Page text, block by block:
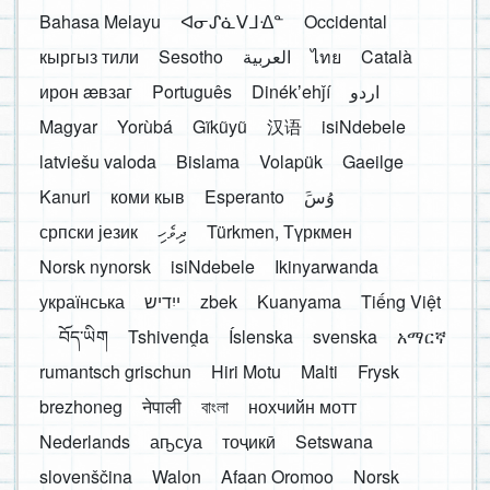
Bahasa Melayu
ᐊᓂᔑᓈᐯᒧᐎᓐ
Occidental
кыргыз тили
Sesotho العربية ไทย
Català
ирон æвзаг
Português Dinékʼehǰí
اردو
Magyar
Yorùbá Gĩkũyũ 汉语
isiNdebele
latviešu valoda
Bislama Volapük
Gaeilge
Kanuri
коми кыв Esperanto
َوُسَ
српски језик
ދިވެހި
Türkmen, Түркмен
Norsk nynorsk
isiNdebele
Ikinyarwanda
українська
ייִדיש zbek Kuanyama
Tiếng Việt
བོད་ཡིག
Tshivenḓa Íslenska svenska
አማርኛ
rumantsch grischun
Hiri Motu Malti
Frysk
brezhoneg
नेपाली বাংলা
нохчийн мотт
Nederlands
аҧсуа тоҷикӣ
Setswana
slovenščina
Walon Afaan Oromoo
Norsk